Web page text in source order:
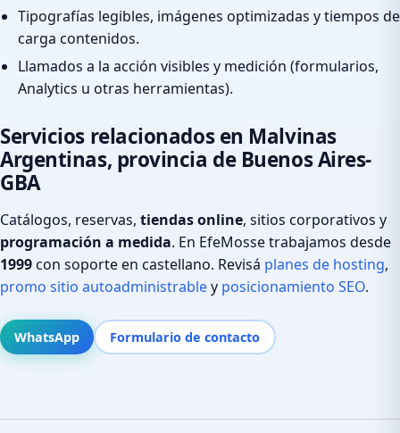
Tipografías legibles, imágenes optimizadas y tiempos de
carga contenidos.
Llamados a la acción visibles y medición (formularios,
Analytics u otras herramientas).
Servicios relacionados en Malvinas
Argentinas, provincia de Buenos Aires-
GBA
Catálogos, reservas, tiendas online, sitios corporativos y
programación a medida. En EfeMosse trabajamos desde
1999con soporte en castellano. Revisá planes de hosting,
promo sitio autoadministrabley posicionamiento SEO.
WhatsApp Formulario de contacto